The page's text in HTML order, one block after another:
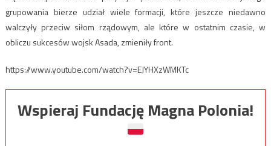
grupowania bierze udział wiele formacji, które jeszcze niedawno
walczyły przeciw siłom rządowym, ale które w ostatnim czasie, w
obliczu sukcesów wojsk Asada, zmieniły front.
https://www.youtube.com/watch?v=EJYHXzWMKTc
Wspieraj Fundację Magna Polonia!